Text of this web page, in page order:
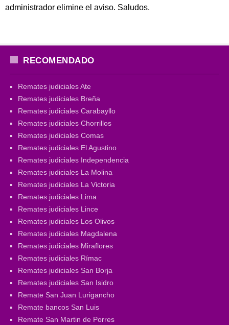
administrador elimine el aviso. Saludos.
RECOMENDADO
Remates judiciales Ate
Remates judiciales Breña
Remates judiciales Carabayllo
Remates judiciales Chorrillos
Remates judiciales Comas
Remates judiciales El Agustino
Remates judiciales Independencia
Remates judiciales La Molina
Remates judiciales La Victoria
Remates judiciales Lima
Remates judiciales Lince
Remates judiciales Los Olivos
Remates judiciales Magdalena
Remates judiciales Miraflores
Remates judiciales Rímac
Remates judiciales San Borja
Remates judiciales San Isidro
Remate San Juan Lurigancho
Remate bancos San Luis
Remate San Martin de Porres